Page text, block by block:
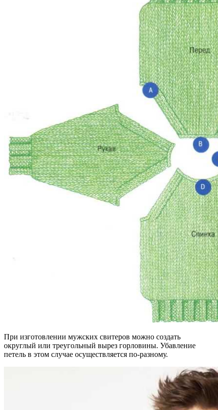
При изготовлении мужских свитеров можно создать
округлый или треугольный вырез горловины. Убавление
петель в этом случае осуществляется по-разному.